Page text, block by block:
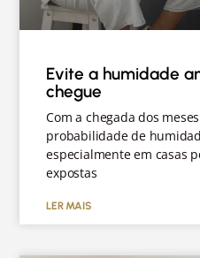
Evite a humidade
chegue
Com a chegada dos
probabilidade de
especialmente em casas
expostas
LER MAIS